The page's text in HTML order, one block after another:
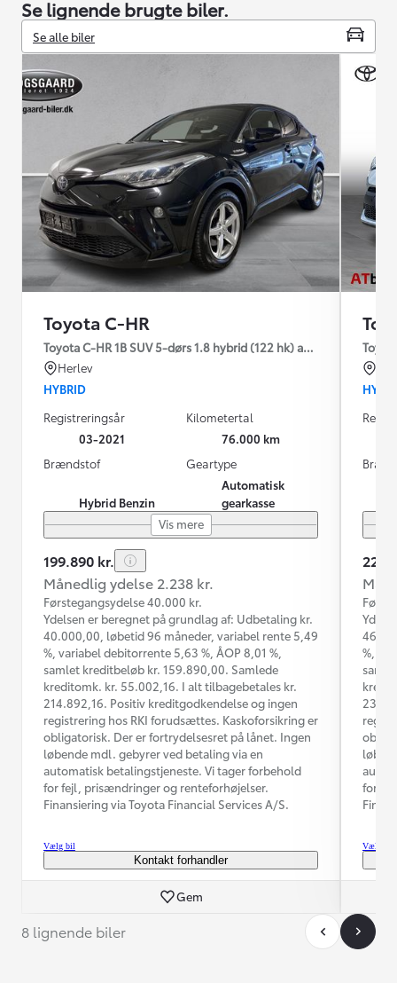
Se lignende brugte biler.
Se alle biler
Toyota C-HR
Toyota C-HR 1B SUV 5-dørs 1.8 hybrid (122 hk) aut. gear C-LUB -
Herlev
HYBRID
Registreringsår
03-2021
Kilometertal
76.000 km
Brændstof
Hybrid Benzin
Geartype
Automatisk
gearkasse
Vis mere
199.890 kr.
Månedlig ydelse 2.238 kr.
Førstegangsydelse 40.000 kr.
Ydelsen er beregnet på grundlag af: Udbetaling kr.
40.000,00, løbetid 96 måneder, variabel rente 5,49
%, variabel debitorrente 5,63 %, ÅOP 8,01 %,
samlet kreditbeløb kr. 159.890,00. Samlede
kreditomk. kr. 55.002,16. I alt tilbagebetales kr.
214.892,16. Positiv kreditgodkendelse og ingen
registrering hos RKI forudsættes. Kaskoforsikring er
obligatorisk. Der er fortrydelsesret på lånet. Ingen
løbende mdl. gebyrer ved betaling via en
automatisk betalingstjeneste. Vi tager forbehold
for fejl, prisændringer og renteforhøjelser.
Finansiering via Toyota Financial Services A/S.
Vælg bil
Kontakt forhandler
Gem
%,
for
Vælg bil
8 lignende biler